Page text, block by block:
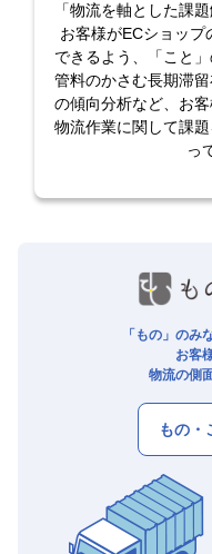
「物流を軸とした課
お客様がECショップ
できるよう、「こと
管料のかさむ長期滞留
の傾向分析など、お
物流作業に関して課題
っ
「もの」のみ
お客
物流の側
もの・